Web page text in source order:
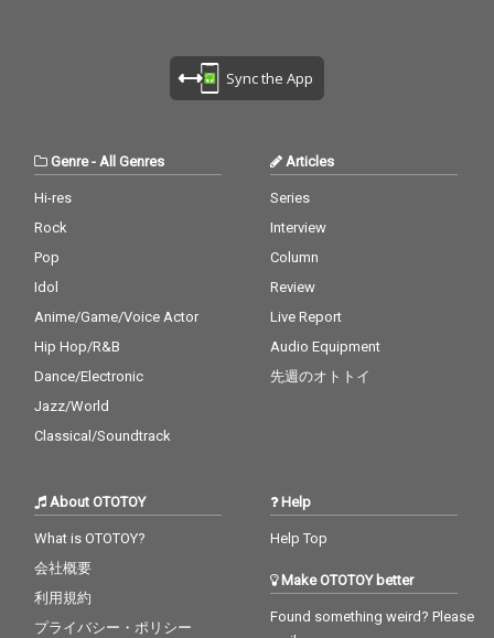
Sync the App
Genre- All Genres
Hi-res
Rock
Pop
Idol
Anime/Game/Voice Actor
Hip Hop/R&B
Dance/Electronic
Jazz/World
Classical/Soundtrack
Articles
Series
Interview
Column
Review
Live Report
Audio Equipment
先週のオトトイ
About OTOTOY
What is OTOTOY?
会社概要
利用規約
プライバシー・ポリシー
Help
Help Top
Make OTOTOY better
Found something weird? Please